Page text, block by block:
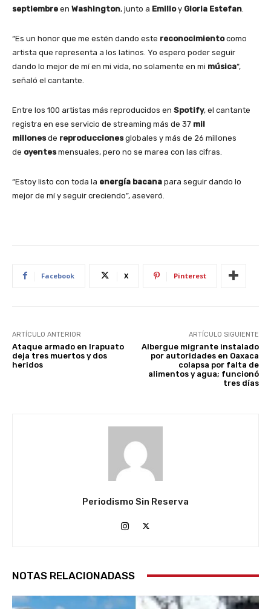
septiembre en Washington, junto a Emilioy Gloria Estefan
“Es un honor que me estén dando este reconocimientocomo
artista que representa a los latinos. Yo espero poder seguir
dando lo mejor de mí en mi vida, no solamente en mi música“,
señaló el cantante.
Entre los 100 artistas más reproducidos en Spotify, el cantante
registra en ese servicio de streaming más de 37 mil
millonesde reproduccionesglobales y más de 26 millones
de oyentesmensuales, pero no se marea con las cifras.
“Estoy listo con toda la energía bacana para seguir dando lo
mejor de mí y seguir creciendo”, aseveró.
Facebook X Pinterest
ARTÍCULO ANTERIOR
Ataque armado en Irapuato
deja tres muertos y dos
heridos
ARTÍCULO SIGUIENTE
Albergue migrante instalado
por autoridades en Oaxaca
colapsa por falta de
alimentos y agua; funcionó
tres días
Periodismo Sin Reserva
NOTAS RELACIONADASS